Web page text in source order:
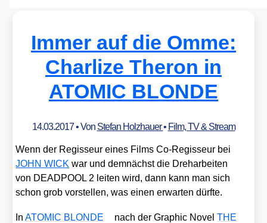
Immer auf die Omme:
Charlize Theron in
ATOMIC BLONDE
14.03.2017• Von Stefan Holzhauer• Film, TV & Stream
Wenn der Regis­seur eines Films Co-Regis­seur bei
JOHN WICK war und dem­nächst die Dreh­ar­bei­ten
von DEADPOOL 2 lei­ten wird, dann kann man sich
schon grob vor­stel­len, was einen erwar­ten dürf­te.
InATOMIC BLONDE nach der Gra­phic NovelTHE